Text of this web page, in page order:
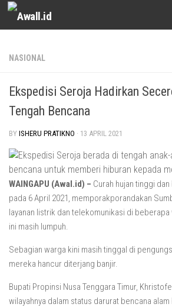
Skip to content
NASIONAL
Ekspedisi Seroja Hadirkan
Tengah Bencana
BY ISHERU PRATIKNO · 13 APRIL 2021
WAINGAPU (Awal.id) – Curah hujan tinggi
pada 6 April 2021, memporakporandakan
layanan listrik dan telekomunikasi di
ini masih lumpuh.
Sebagian warga kini masih tinggal di
mereka hancur diterjang banjir.
Bupati Propinsi Nusa Tenggara Timur,
wilayahnya dalam status darurat bencana alam